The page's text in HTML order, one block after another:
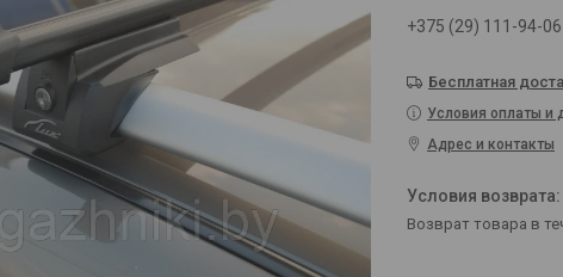
+375 (29) 111-94-06
Бесплатная
Условия оплаты и
Адрес и контакты
возврат товара в